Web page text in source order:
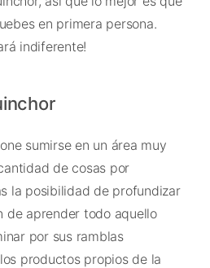
en primera persona.
indiferente!
sumirse en un área muy
de cosas por
la posibilidad de profundizar
de aprender todo aquello
por sus ramblas
productos propios de la